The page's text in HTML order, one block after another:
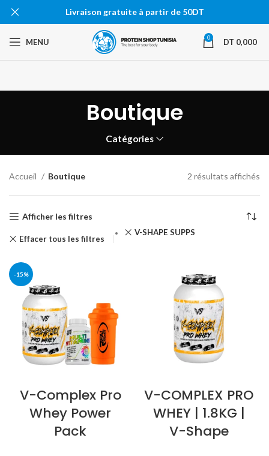
MENU 0 DT 0,000
Boutique
Catégories
Accueil Boutique 2 résultats affichés
Afficher les filtres
Effacer tous les filtres
V-SHAPE SUPPS
-15%
V-Complex Pro
Whey Power
Pack
V-COMPLEX PRO
WHEY | 1.8KG |
V-Shape
Livraison gratuite à partir de 50DT